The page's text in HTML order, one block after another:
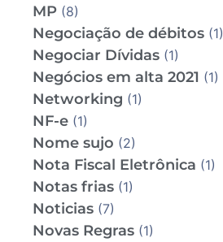
MP (8)
Negociação de débitos (1)
Negociar Dívidas (1)
Negócios em alta 2021 (1)
Networking (1)
NF-e (1)
Nome sujo (2)
Nota Fiscal Eletrônica (1)
Notas frias (1)
Noticias (7)
Novas Regras (1)